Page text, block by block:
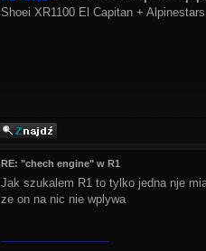
Shoei XR1100 El Capitan +
RE: "chech engine" w R1
Jak szukalem R1 to tylko jedna nje
ze on na nic nie wplywa